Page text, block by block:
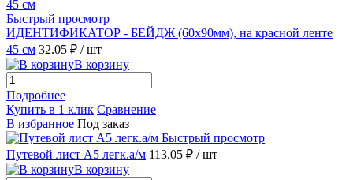
Быстрый просмотр
ИДЕНТИФИКАТОР - БЕЙДЖ (60х90мм), на красной ленте
45 см 32.05 ₽ / шт
В корзину
Подробнее
Купить в 1 клик Сравнение
В избранное Под заказ
Быстрый просмотр
Путевой лист А5 легк.а/м 113.05 ₽ / шт
В корзину